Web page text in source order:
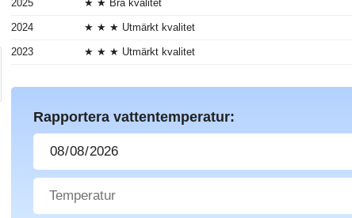
2025 ★ ★ Bra kvalitet
2024 ★ ★ ★ Utmärkt kvalitet
2023 ★ ★ ★ Utmärkt kvalitet
Rapportera vattentemperatur: